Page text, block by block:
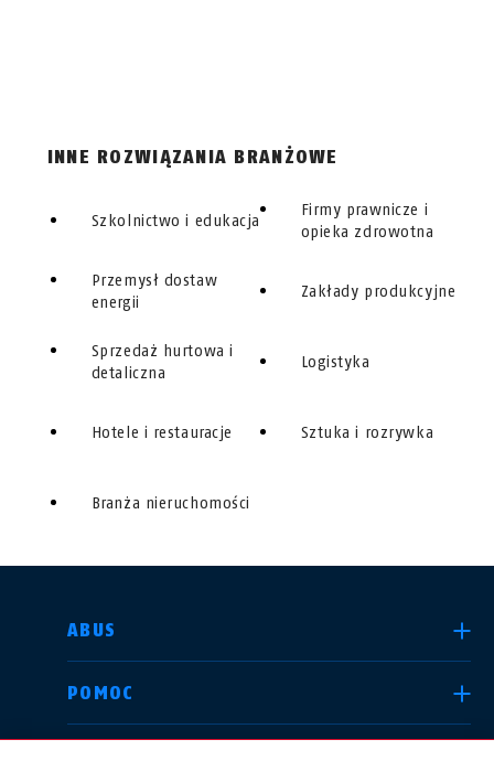
INNE ROZWIĄZANIA BRANŻOWE
Szkolnictwo i edukacja
Przemysł dostaw
energii
Sprzedaż hurtowa i
detaliczna
Hotele i restauracje
Branża nieruchomości
Firmy prawnicze i
opieka zdrowotna
Zakłady produkcyjne
Logistyka
Sztuka i rozrywka
ABUS
POMOC
WYBIERZ KRAJ